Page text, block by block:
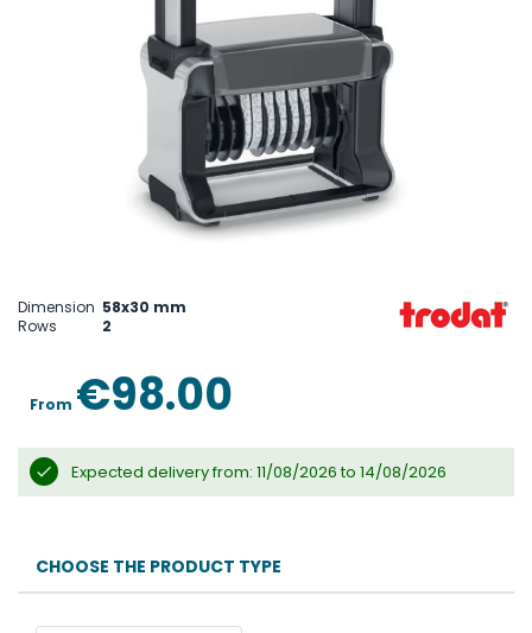
beginning
of
Dimension 58x30 mm
Rows
2
From €98.00
Expected delivery from: 11/08/2026 to 14/08/2026
CHOOSE THE PRODUCT TYPE